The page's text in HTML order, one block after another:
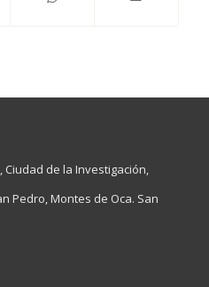
Ciudad de la Investigación,
Pedro, Montes de Oca. San